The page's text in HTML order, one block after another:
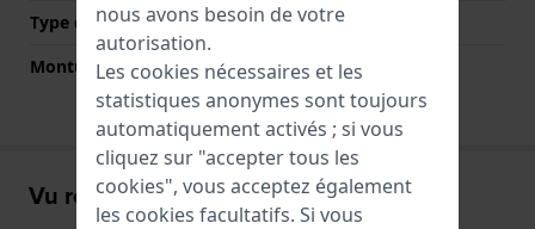
Type de montage
Vis
Monture droite
Non
Vu récemment
nous avons besoin de votre
autorisation.
Les cookies nécessaires et les
statistiques anonymes sont toujours
automatiquement activés ; si vous
cliquez sur "accepter tous les
cookies", vous acceptez également
les cookies facultatifs. Si vous